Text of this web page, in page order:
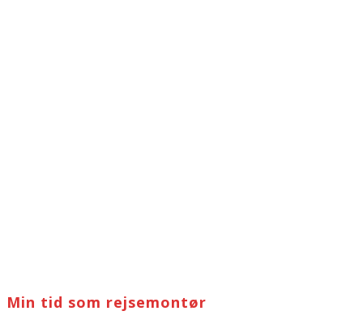
Min tid som rejsemontør